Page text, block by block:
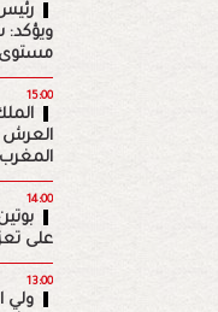
ويؤكد:
مستوى
15:00
العرش
المغرب
14:00
على
13:00
ولي